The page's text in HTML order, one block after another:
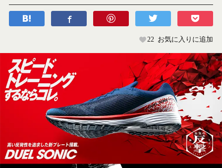
22 お気に入りに追加